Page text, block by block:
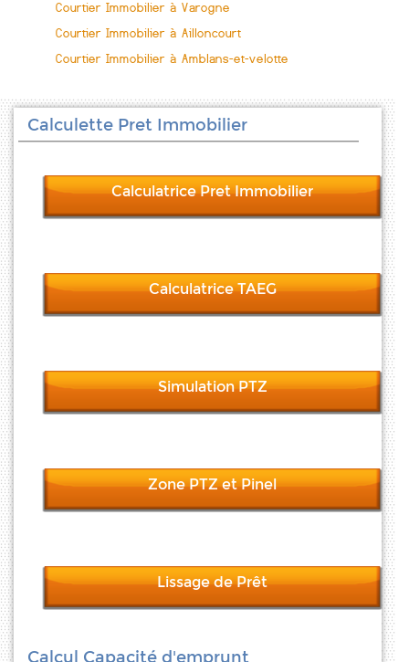
Courtier Immobilier à Varogne
Courtier Immobilier à Ailloncourt
Courtier Immobilier à Amblans-et-velotte
Calculette Pret Immobilier
Calculatrice Pret Immobilier
Calculatrice TAEG
Simulation PTZ
Zone PTZ et Pinel
Lissage de Prêt
Calcul Capacité d'emprunt